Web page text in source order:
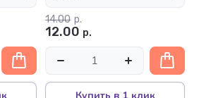
14.00 р.
12.00 р.